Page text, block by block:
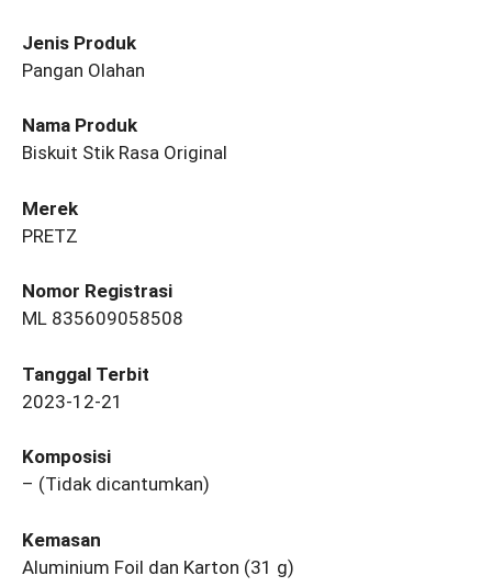
Jenis Produk
Pangan Olahan
Nama Produk
Biskuit Stik Rasa Original
Merek
PRETZ
Nomor Registrasi
ML 835609058508
Tanggal Terbit
2023-12-21
Komposisi
– (Tidak dicantumkan)
Kemasan
Aluminium Foil dan Karton (31 g)